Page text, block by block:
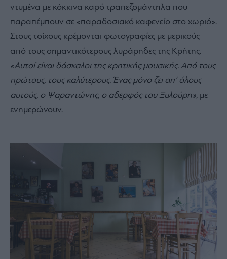
ντυμένα με κόκκινα καρό τραπεζομάντηλα που
παραπέμπουν σε «παραδοσιακό καφενείο στο χωριό».
Στους τοίχους κρέμονται φωτογραφίες με μερικούς
από τους σημαντικότερους λυράρηδες της Κρήτης.
«Αυτοί είναι δάσκαλοι της κρητικής μουσικής. Από τους
πρώτους, τους καλύτερους. Ένας μόνο ζει απ’ όλους
αυτούς, ο Ψαραντώνης, ο αδερφός του Ξυλούρη», με
ενημερώνουν.